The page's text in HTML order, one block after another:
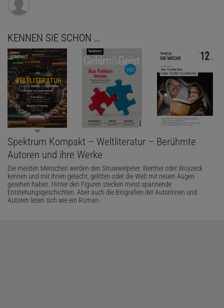
KENNEN SIE SCHON …
Spektrum Kompakt – Weltliteratur – Berühmte
Autoren und ihre Werke
Die meisten Menschen werden den Struwwelpeter, Werther oder Woyzeck
kennen und mit ihnen gelacht, gelitten oder die Welt mit neuen Augen
gesehen haben. Hinter den Figuren stecken meist spannende
Entstehungsgeschichten. Aber auch die Biografien der Autorinnen und
Autoren lesen sich wie ein Roman.